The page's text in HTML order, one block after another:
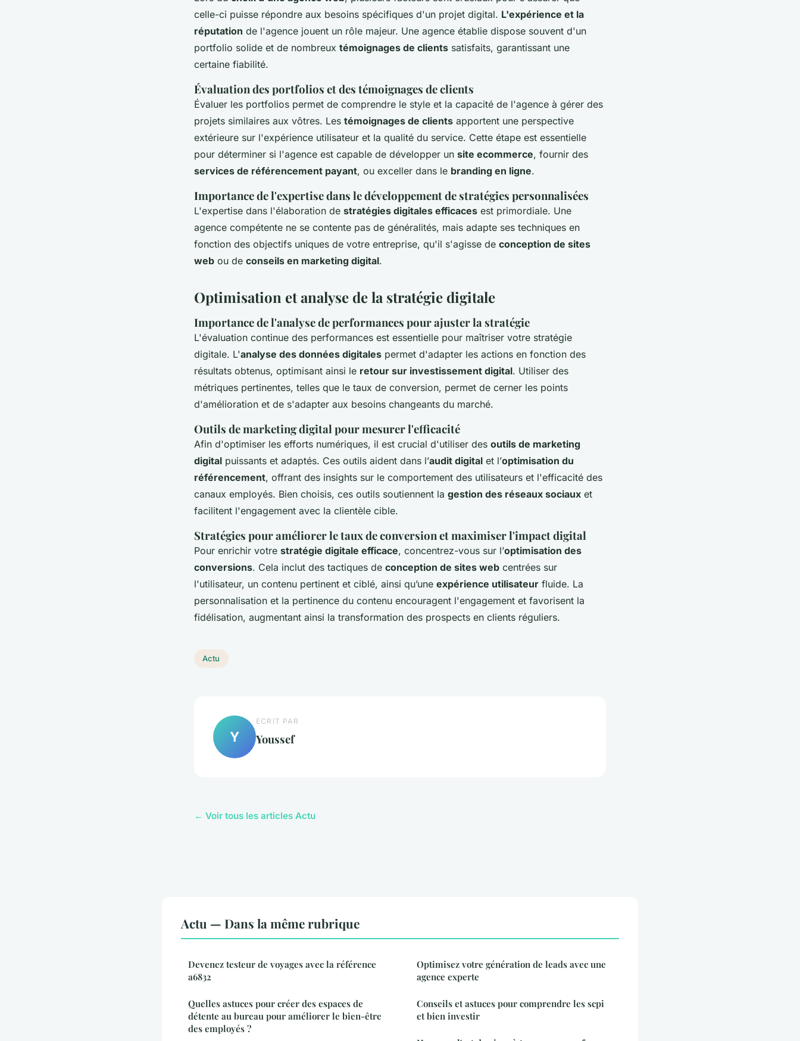
celle-ci puisse répondre aux besoins spécifiques d'un projet digital. L'expérience et la
réputation de l'agence jouent un rôle majeur. Une agence établie dispose souvent d'un
portfolio solide et de nombreux témoignages de clients satisfaits, garantissant une
certaine fiabilité.
Évaluation des portfolios et des témoignages de clients
Évaluer les portfolios permet de comprendre le style et la capacité de l'agence à gérer des
projets similaires aux vôtres. Les témoignages de clients apportent une perspective
extérieure sur l'expérience utilisateur et la qualité du service. Cette étape est essentielle
pour déterminer si l'agence est capable de développer un site ecommerce, fournir des
services de référencement payant, ou exceller dans le branding en ligne.
Importance de l'expertise dans le développement de stratégies personnalisées
L'expertise dans l'élaboration de stratégies digitales efficaces est primordiale. Une
agence compétente ne se contente pas de généralités, mais adapte ses techniques en
fonction des objectifs uniques de votre entreprise, qu'il s'agisse de conception de sites
web ou de conseils en marketing digital.
Optimisation et analyse de la stratégie digitale
Importance de l'analyse de performances pour ajuster la stratégie
L'évaluation continue des performances est essentielle pour maîtriser votre stratégie
digitale. L'analyse des données digitales permet d'adapter les actions en fonction des
résultats obtenus, optimisant ainsi le retour sur investissement digital. Utiliser des
métriques pertinentes, telles que le taux de conversion, permet de cerner les points
d'amélioration et de s'adapter aux besoins changeants du marché.
Outils de marketing digital pour mesurer l'efficacité
Afin d'optimiser les efforts numériques, il est crucial d'utiliser des outils de marketing
digital puissants et adaptés. Ces outils aident dans l’audit digital et l’optimisation du
référencement, offrant des insights sur le comportement des utilisateurs et l'efficacité des
canaux employés. Bien choisis, ces outils soutiennent la gestion des réseaux sociaux et
facilitent l'engagement avec la clientèle cible.
Stratégies pour améliorer le taux de conversion et maximiser l'impact digital
Pour enrichir votre stratégie digitale efficace, concentrez-vous sur l’optimisation des
conversions. Cela inclut des tactiques de conception de sites web centrées sur
l'utilisateur, un contenu pertinent et ciblé, ainsi qu’une expérience utilisateur fluide. La
personnalisation et la pertinence du contenu encouragent l'engagement et favorisent la
fidélisation, augmentant ainsi la transformation des prospects en clients réguliers.
Actu
Y
ECRIT PAR
Youssef
← Voir tous les articles Actu
Actu — Dans la même rubrique
Devenez testeur de voyages avec la référence
a6832
Quelles astuces pour créer des espaces de
détente au bureau pour améliorer le bien-être
des employés ?
Optimisez votre génération de leads avec une
agence experte
Conseils et astuces pour comprendre les scpi
et bien investir